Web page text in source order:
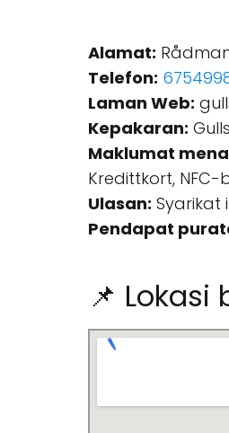
Alamat:
Telefon:
Laman Web:
Kepakaran:
Maklumat
Kredittkort,
Ulasan: Syarikat
Pendapat
📌